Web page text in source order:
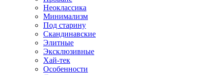
Неоклассика
Минимализм
Под старину
Скандинавские
Элитные
Эксклюзивные
Хай-тек
Особенности